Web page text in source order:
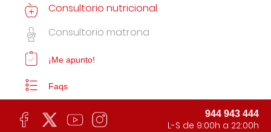
Consultorio nutricional
Consultorio matrona
¡Me apunto!
Faqs
944 943 444
L-S de 9:00h a 22:00h